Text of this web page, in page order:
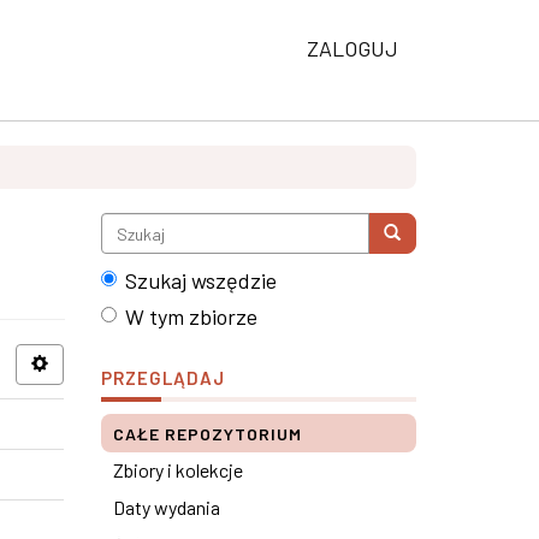
ZALOGUJ
Szukaj wszędzie
W tym zbiorze
PRZEGLĄDAJ
CAŁE REPOZYTORIUM
Zbiory i kolekcje
Daty wydania